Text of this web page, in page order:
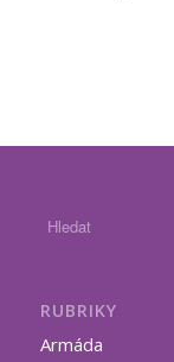
RUBRIKY
Armáda